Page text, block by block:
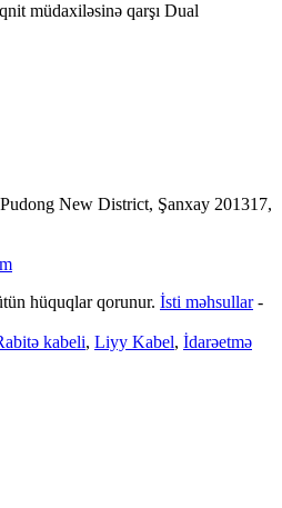
müdaxiləsinə qarşı Dual
New District, Şanxay 201317,
hüquqlar qorunur. İsti məhsullar-
kabeli, Liyy Kabel, İdarəetmə